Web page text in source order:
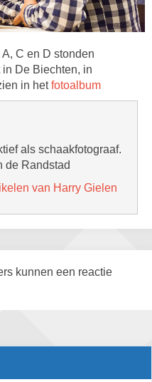
C en D stonden
De Biechten, in
in hetfotoalbum
als schaakfotograaf.
de Randstad
van Harry Gielen
kunnen een reactie